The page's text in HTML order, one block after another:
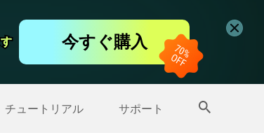
今すぐ購入
チュートリアル サポート
その他の製品